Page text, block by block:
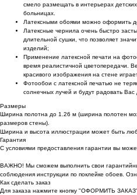
смело размещать в интерьерах
больницах.
Латексными обоями можно оформить
Латексные чернила очень быстро
длительной сушки, что позволяет
изделий;
Применение латексной печати на
время реалистичной цветопередачи.
красивого изображения на стене
Фотообои с латексной печатью не
солнечных лучей и будут радовать Вас
Размеры
Ширина полотна до 1.26 м (ширина полотен
размеров стены).
Ширина и высота иллюстрации может быть
Гарантия
С условиями предоставления гарантии вы
ВАЖНО! Мы сможем выполнить свои
соблюдения инструкции по поклейке обоев.
Как сделать заказ
Для заказа нажмите кнопку "ОФОРМИТЬ